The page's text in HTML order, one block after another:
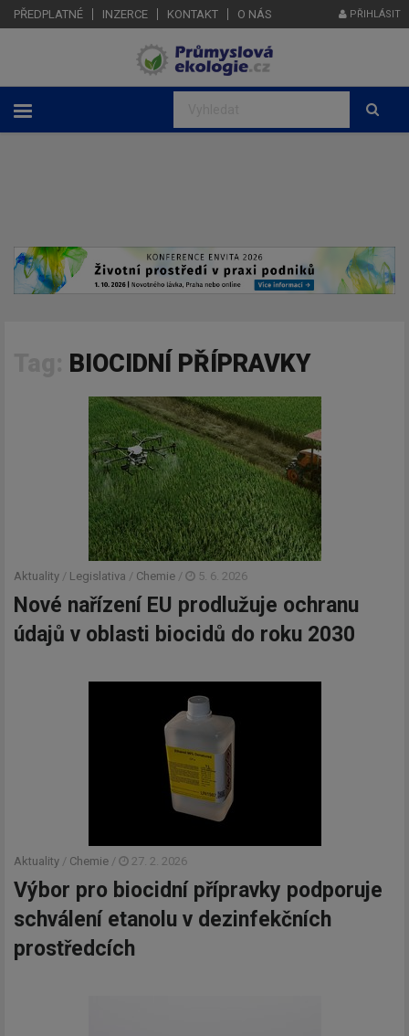
PŘEDPLATNÉ INZERCE KONTAKT O NÁS PŘIHLÁSIT
BIOCIDNÍ PŘÍPRAVKY
Aktuality / Legislativa / Chemie / 5. 6. 2026
Nové nařízení EU prodlužuje ochranu
údajů v oblasti biocidů do roku 2030
Aktuality / Chemie / 27. 2. 2026
Výbor pro biocidní přípravky podporuje
schválení etanolu v dezinfekčních
prostředcích